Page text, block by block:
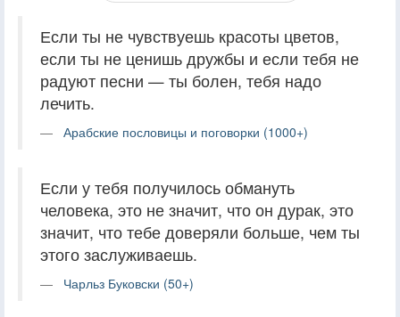
Если ты не чувствуешь красоты цветов,
если ты не ценишь дружбы и если тебя не
радуют песни — ты болен, тебя надо
лечить.
Арабские пословицы и поговорки (1000+)
Если у тебя получилось обмануть
человека, это не значит, что он дурак, это
значит, что тебе доверяли больше, чем ты
этого заслуживаешь.
Чарльз Буковски (50+)